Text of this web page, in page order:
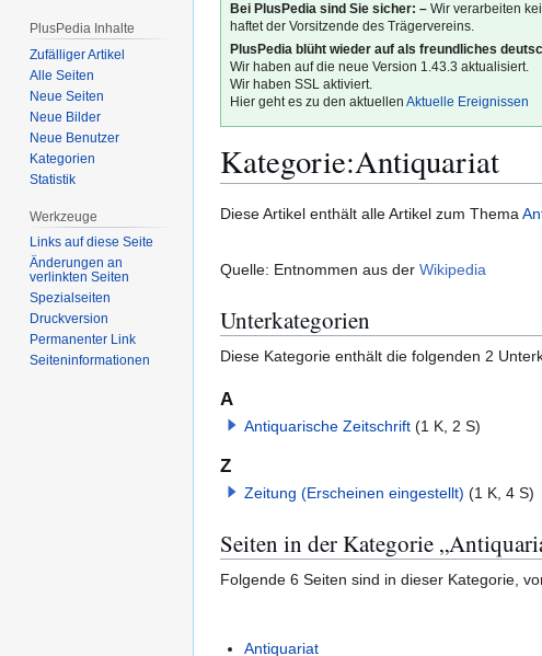
Bei PlusPedia sind Sie sicher: – Wir verarbeiten
haftet der Vorsitzende des Trägervereins.
PlusPedia blüht wieder auf als freundliches
Wir haben auf die neue Version 1.43.3 aktualisiert.
Wir haben SSL aktiviert.
Hier geht es zu den aktuellenAktuelle Ereignissen
Kategorie:Antiquariat
Zur
springen
Zur
springen
Diese Artikel enthält alle Artikel zum Thema
Quelle: Entnommen aus der Wikipedia
Unterkategorien
Diese Kategorie enthält die folgenden 2
A
Antiquarische Zeitschrift (1 K, 2 S)
Z
Zeitung (Erscheinen eingestellt) (1 K, 4 S)
Seiten in der Kategorie
Folgende 6 Seiten sind in dieser Kategorie,
Antiquariat
PlusPedia Inhalte
Zufälliger Artikel
Alle Seiten
Neue Seiten
Neue Bilder
Neue Benutzer
Kategorien
Statistik
Werkzeuge
Links auf diese Seite
Änderungen an
verlinkten Seiten
Spezialseiten
Druckversion
Permanenter Link
Seiten­­informationen